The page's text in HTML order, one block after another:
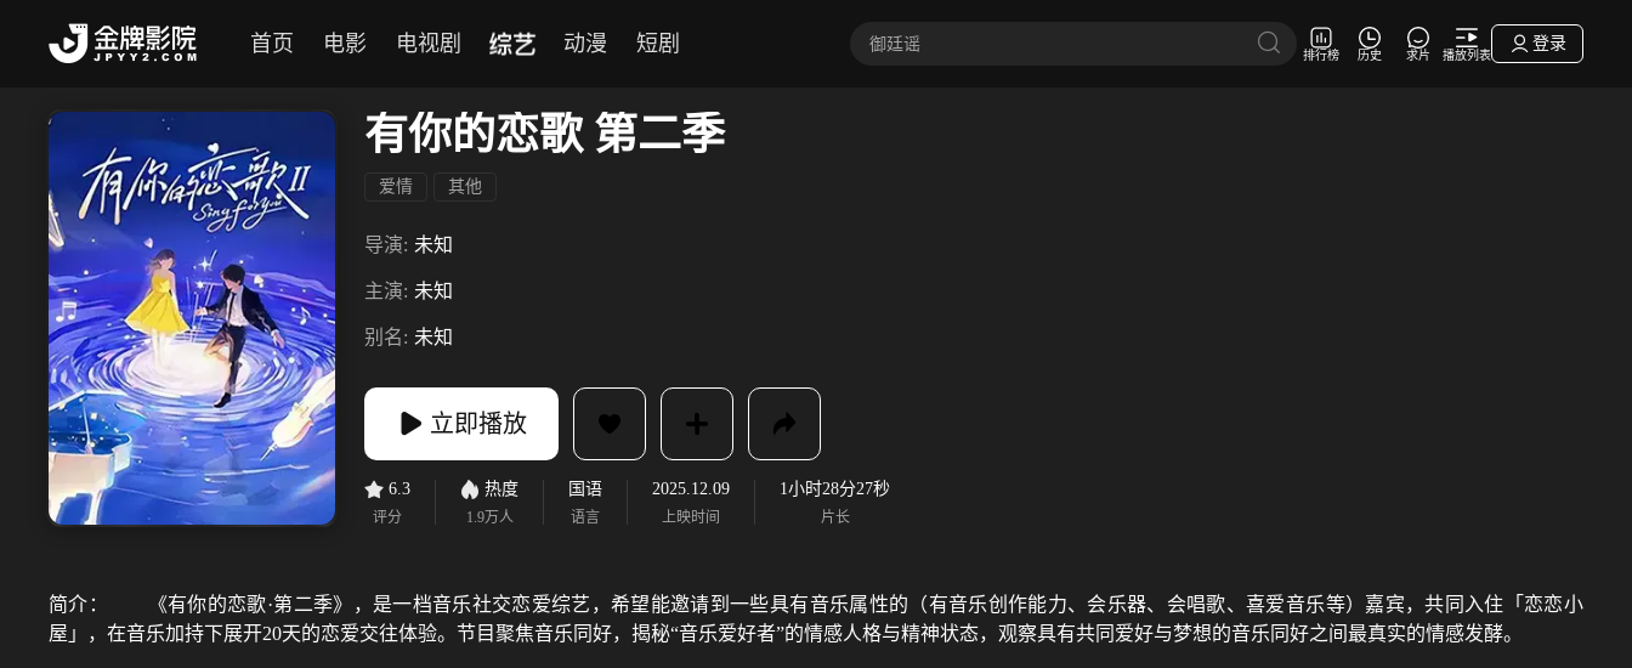
首页 电影 电视剧 综艺 动漫 短剧 排行榜 历史 求片 播放列表
登录
有你的恋歌 第二季
爱情 其他
导演: 未知
主演: 未知
别名: 未知
立即播放
6.3
评分
热度
1.9万人
国语
语言
2025.12.09
上映时间
1小时28分27秒
片长
简介：
《有你的恋歌·第二季》，是一档音乐社交恋爱综艺，希望能邀请到一些具有音乐属性的（有音乐创作能力、会乐器、会唱歌、喜爱音乐等）嘉宾，共同入住「恋恋小
屋」，在音乐加持下展开20天的恋爱交往体验。节目聚焦音乐同好，揭秘“音乐爱好者”的情感人格与精神状态，观察具有共同爱好与梦想的音乐同好之间最真实的情感发酵。